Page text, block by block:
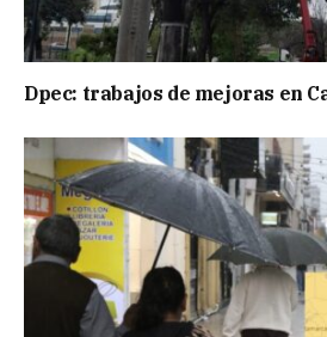
Dpec: trabajos de mejoras en